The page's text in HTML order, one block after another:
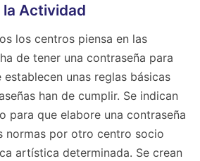
Actividad
los centros piensa en las
de tener una contraseña para
establecen unas reglas básicas
han de cumplir. Se indican
para que elabore una contraseña
normas por otro centro socio
artística determinada. Se crean